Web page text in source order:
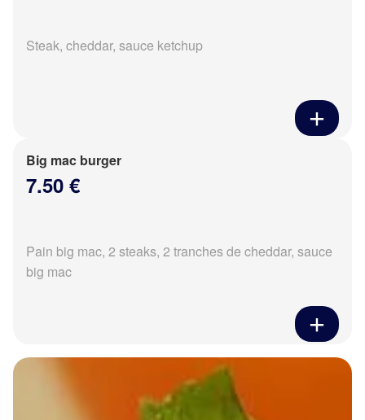
Steak, cheddar, sauce ketchup
Big mac burger
7.50 €
Pain big mac, 2 steaks, 2 tranches de cheddar, sauce
big mac